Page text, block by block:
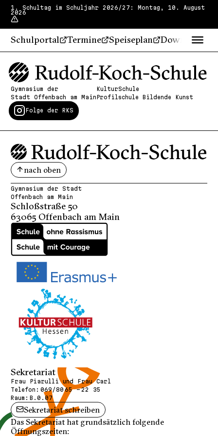
1. Schultag im Schuljahr 2026/27: Montag, 10. August
2026
Schulportal Termine Speiseplan Downloads
Gymnasium der
Stadt Offenbach am Main
KulturSchule
Profilschule Bildende Kunst
Folge der RKS
nach oben
Gymnasium der Stadt
Offenbach am Main
Schloßstraße 50
63065 Offenbach am Main
Sekretariat
Frau Piarulli und Frau Carl
Telefon: 069/80 65 - 22 35
Raum: B.0.07
Sekretariat schreiben
Das Sekretariat hat grundsätzlich folgende
Öffnungszeiten: